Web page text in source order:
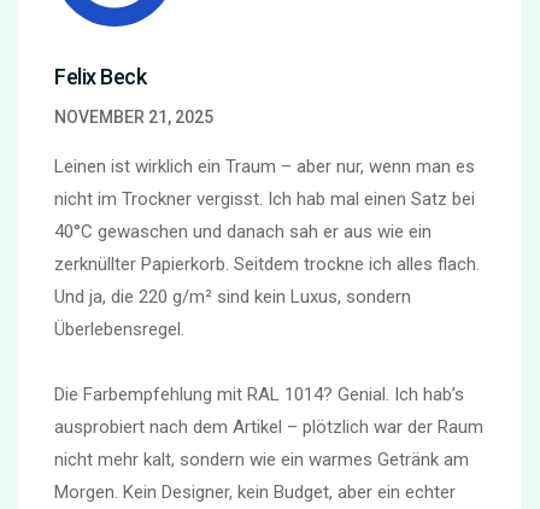
Felix Beck
NOVEMBER 21, 2025
Leinen ist wirklich ein Traum – aber nur, wenn man es
nicht im Trockner vergisst. Ich hab mal einen Satz bei
40°C gewaschen und danach sah er aus wie ein
zerknüllter Papierkorb. Seitdem trockne ich alles flach.
Und ja, die 220 g/m² sind kein Luxus, sondern
Überlebensregel.
Die Farbempfehlung mit RAL 1014? Genial. Ich hab’s
ausprobiert nach dem Artikel – plötzlich war der Raum
nicht mehr kalt, sondern wie ein warmes Getränk am
Morgen. Kein Designer, kein Budget, aber ein echter